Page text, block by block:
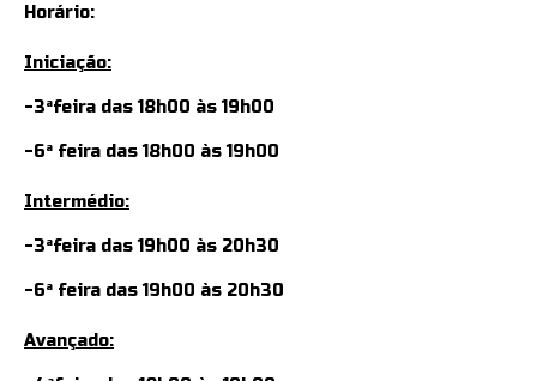
Horário:
Iniciação:
-3ªfeira das 18h00 às 19h00
-6ª feira das 18h00 às 19h00
Intermédio:
-3ªfeira das 19h00 às 20h30
-6ª feira das 19h00 às 20h30
Avançado: